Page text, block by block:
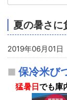
夏の暑さに
2019年06月01日
保冷米
猛暑日でも庫